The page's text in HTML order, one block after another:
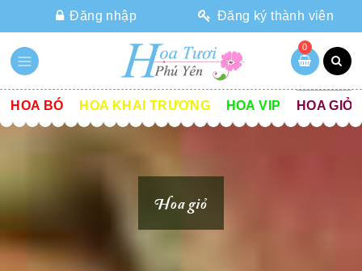
Đăng nhập Đăng ký thành viên
0
HOA BÓ HOA KHAI TRƯƠNG HOA VIP HOA GIỎ
Hoa giỏ